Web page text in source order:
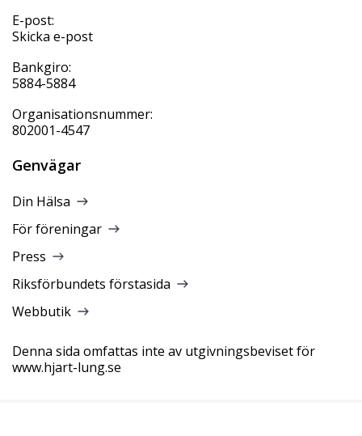
E-post:
Skicka e-post
Bankgiro:
5884-5884
Organisationsnummer:
802001-4547
Genvägar
Din Hälsa
För föreningar
Press
Riksförbundets förstasida
Webbutik
Denna sida omfattas inte av utgivningsbeviset för
www.hjart-lung.se